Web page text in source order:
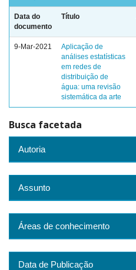
Data do
documento
Título
9-Mar-2021
Aplicação de
análises estatísticas
em redes de
distribuição de
água: uma revisão
sistemática da arte
Busca facetada
Autoria
Assunto
Áreas de conhecimento
Data de Publicação